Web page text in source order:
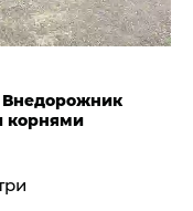
Внедорожник
корнями